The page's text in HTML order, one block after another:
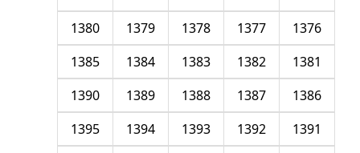
1376
1377
1378
1379
1380
1381
1382
1383
1384
1385
1386
1387
1388
1389
1390
1391
1392
1393
1394
1395